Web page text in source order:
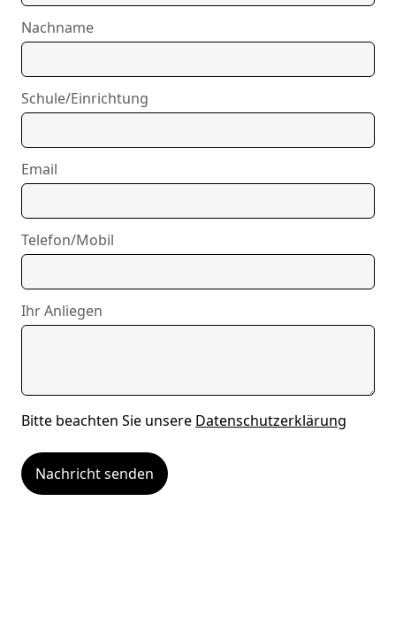
Nachname
Schule/Einrichtung
Email
Telefon/Mobil
Ihr Anliegen
Bitte beachten Sie unsere Datenschutzerklärung
Nachricht senden